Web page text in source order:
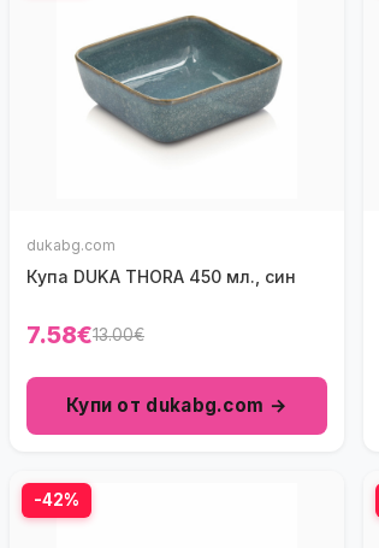
dukabg.com
Купа DUKA THORA 450 мл., син
7.58€13.00€
Купи от dukabg.com →
-42%